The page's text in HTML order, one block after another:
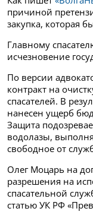
причиной
закупка, которая
Главному
исчезновение
По версии
контракт на
спасателей. В
нанесен ущерб
Защита
водолазы,
свободное от
Олег Моцарь на
разрешения на
спасательной
статью УК РФ